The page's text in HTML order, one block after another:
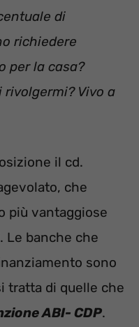
di
richiedere
per la casa?
Vivo a
il cd.
che
più vantaggiose
Le banche che
sono
tratta di quelle che
ABI- CDP.